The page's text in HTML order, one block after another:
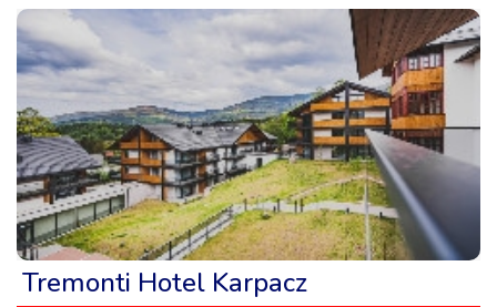
Tremonti Hotel Karpacz